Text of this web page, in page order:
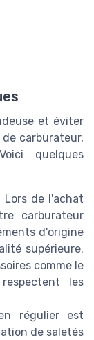
et éviter
carburateur,
quelques
Lors de l'achat
carburateur
d'origine
supérieure.
comme le
les
régulier est
de saletés